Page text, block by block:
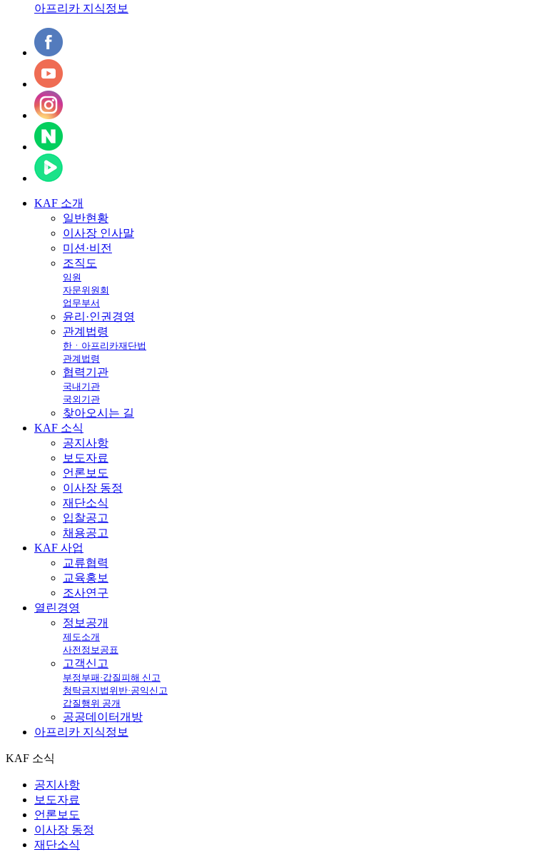
아프리카 지식정보
KAF 소개
일반현황
이사장 인사말
미션·비전
조직도
임원
자문위원회
업무부서
윤리·인권경영
관계법령
한ㆍ아프리카재단법
관계법령
협력기관
국내기관
국외기관
찾아오시는 길
KAF 소식
공지사항
보도자료
언론보도
이사장 동정
재단소식
입찰공고
채용공고
KAF 사업
교류협력
교육홍보
조사연구
열린경영
정보공개
제도소개
사전정보공표
고객신고
부정부패·갑질피해 신고
청탁금지법위반·공익신고
갑질행위 공개
공공데이터개방
아프리카 지식정보
KAF 소식
공지사항
보도자료
언론보도
이사장 동정
재단소식